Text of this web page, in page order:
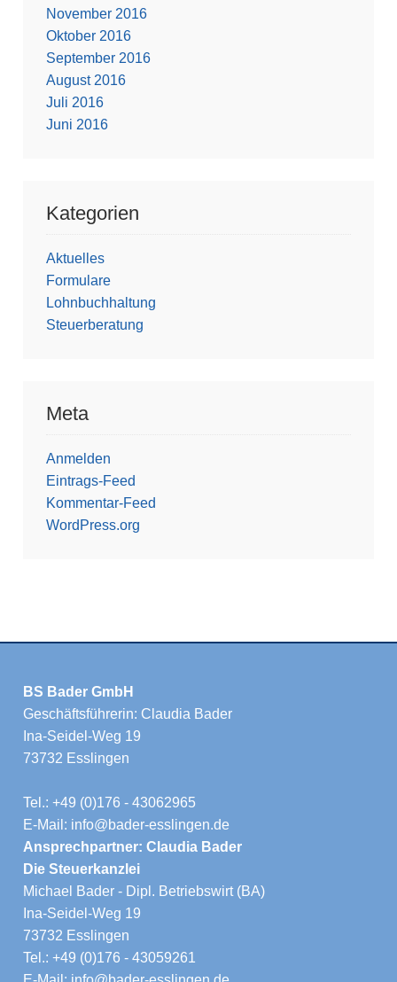
November 2016
Oktober 2016
September 2016
August 2016
Juli 2016
Juni 2016
Kategorien
Aktuelles
Formulare
Lohnbuchhaltung
Steuerberatung
Meta
Anmelden
Eintrags-Feed
Kommentar-Feed
WordPress.org
BS Bader GmbH
Geschäftsführerin: Claudia Bader
Ina-Seidel-Weg 19
73732 Esslingen
Tel.: +49 (0)176 - 43062965
E-Mail: info@bader-esslingen.de
Ansprechpartner: Claudia Bader
Die Steuerkanzlei
Michael Bader - Dipl. Betriebswirt (BA)
Ina-Seidel-Weg 19
73732 Esslingen
Tel.: +49 (0)176 - 43059261